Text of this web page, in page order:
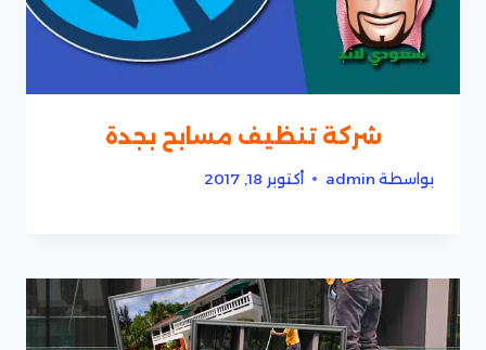
شركة تنظيف مسابح بجدة
بواسطة admin أكتوبر 18, 2017